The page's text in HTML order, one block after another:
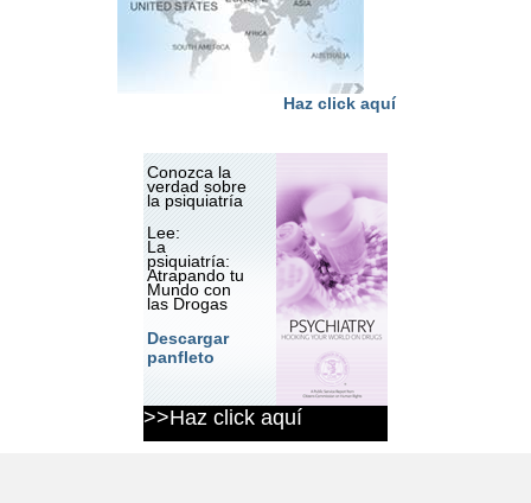
Haz click aquí
Conozca la
verdad sobre
la psiquiatría
Lee:
La
psiquiatría:
Atrapando tu
Mundo con
las Drogas
Descargar
panfleto
>>Haz click aquí